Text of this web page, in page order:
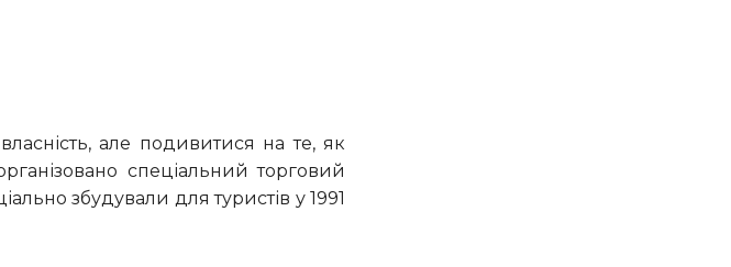
спеціальний торговий
збудували для туристів у 1991